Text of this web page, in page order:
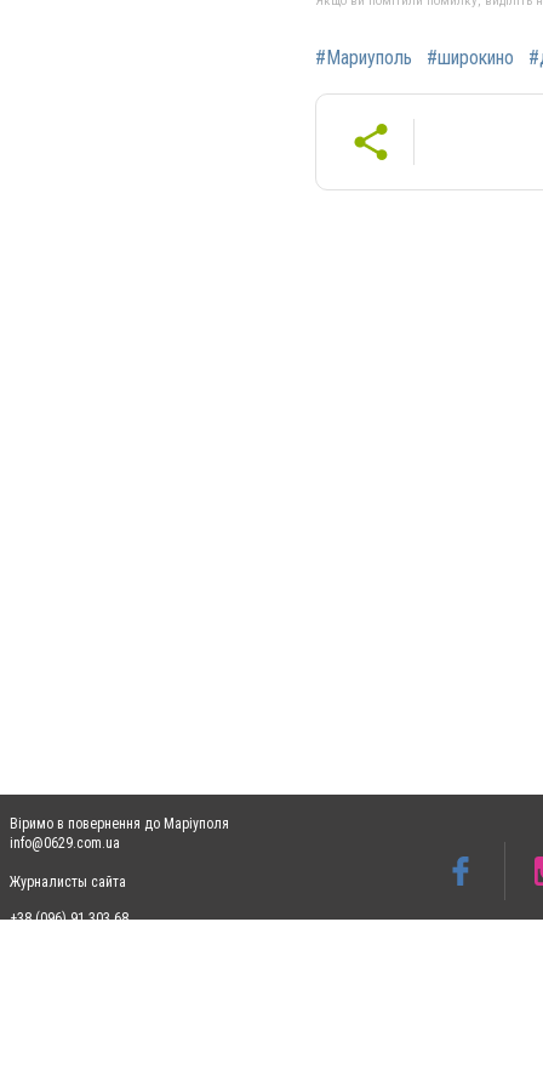
#Мариуполь #широкино
Віримо в повернення до Маріуполя
info@0629.com.ua
Журналисты сайта
+38 (096) 91 303 68